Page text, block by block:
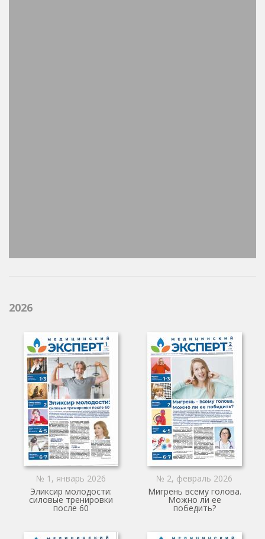
2026
№ 1, январь 2026
Эликсир молодости:
силовые тренировки
после 60
№ 2, февраль 2026
Мигрень всему голова.
Можно ли ее
победить?